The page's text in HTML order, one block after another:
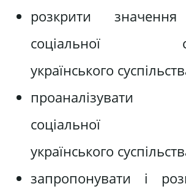
розкрити
соціальної
українського
проаналізувати
соціальної
українського
запропонувати і